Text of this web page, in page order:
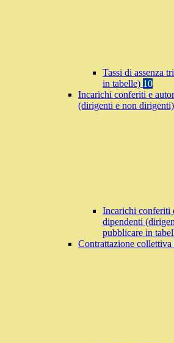
Tassi di assenza
in tabelle) 10
Incarichi conferiti e
(dirigenti e non dirigenti)
Incarichi conferiti
dipendenti
pubblicare in
Contrattazione collettiva